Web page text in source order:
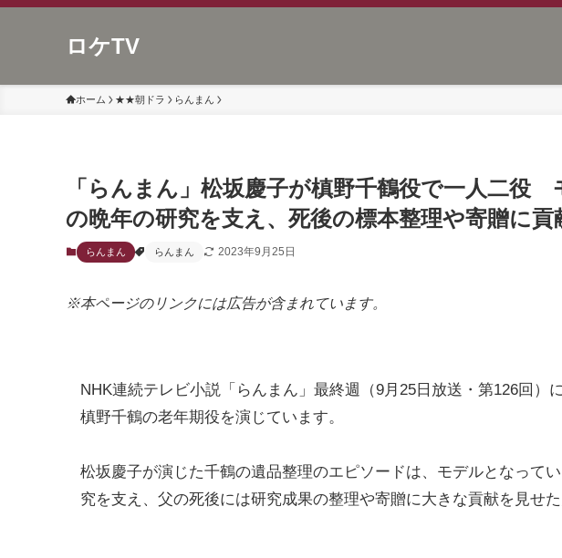
ロケTV
ホーム ★★朝ドラ らんまん
「らんまん」松坂慶子が槙野千鶴役で一人二役
の晩年の研究を支え、死後の標本整理や寄贈に貢
らんまん らんまん 2023年9月25日
※本ページのリンクには広告が含まれています。
NHK連続テレビ小説「らんまん」最終週（9月25日放送・第126回）
槙野千鶴の老年期役を演じています。
松坂慶子が演じた千鶴の遺品整理のエピソードは、モデルとなって
究を支え、父の死後には研究成果の整理や寄贈に大きな貢献を見せ